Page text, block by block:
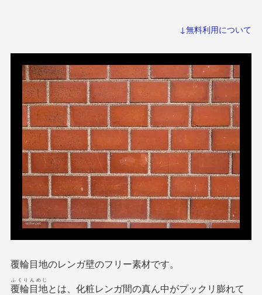
↓無料利用について
覆輪目地のレンガ壁のフリー素材です。
覆輪目地
ふくりんめじ
とは、化粧レンガ間の真ん中がプックリ膨れて